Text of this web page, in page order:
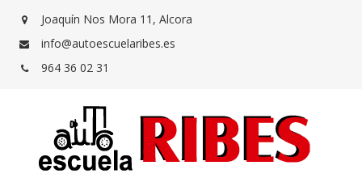
Joaquín Nos Mora 11, Alcora
info@autoescuelaribes.es
964 36 02 31